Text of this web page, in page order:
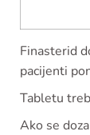
Finasterid
pacijenti
Tabletu
Ako se